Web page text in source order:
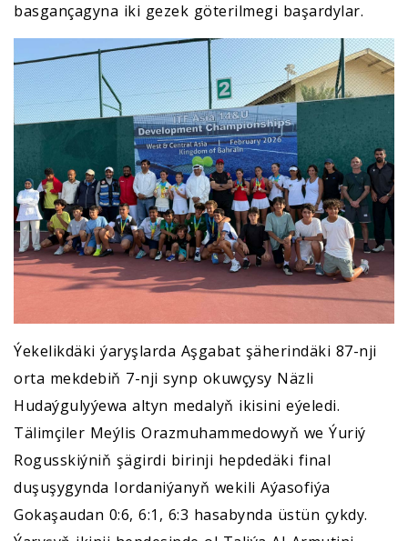
basgançagyna iki gezek göterilmegi başardylar.
Ýekelikdäki ýaryşlarda Aşgabat şäherindäki 87-nji
orta mekdebiň 7-nji synp okuwçysy Näzli
Hudaýgulyýewa altyn medalyň ikisini eýeledi.
Tälimçiler Meýlis Orazmuhammedowyň we Ýuriý
Rogusskiýniň şägirdi birinji hepdedäki final
duşuşygynda Iordaniýanyň wekili Aýasofiýa
Gokaşaudan 0:6, 6:1, 6:3 hasabynda üstün çykdy.